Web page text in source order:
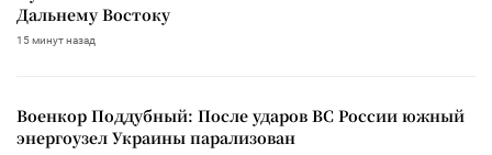
Дальнему Востоку
15 минут назад
Военкор Поддубный: После ударов ВС России южный
энергоузел Украины парализован